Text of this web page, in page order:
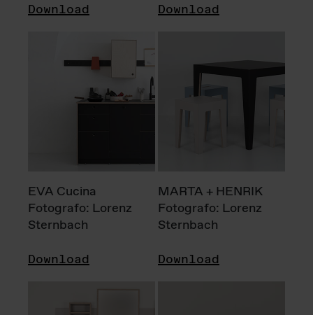
Download Download
EVA Cucina
Fotografo: Lorenz
Sternbach
Download
MARTA + HENRIK
Fotografo: Lorenz
Sternbach
Download